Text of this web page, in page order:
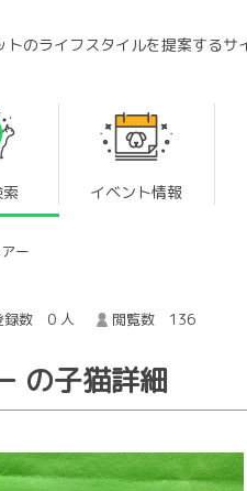
トのライフスタイルを提案するサ
イベント情報
ー
録数 0 人 閲覧数 136
の子猫詳細